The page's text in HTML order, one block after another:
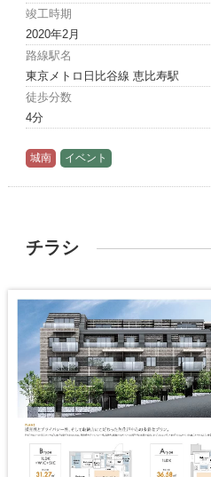
竣工時期
2020年2月
路線駅名
東京メトロ日比谷線 恵比寿駅
徒歩分数
4分
城南 イベント
チラシ